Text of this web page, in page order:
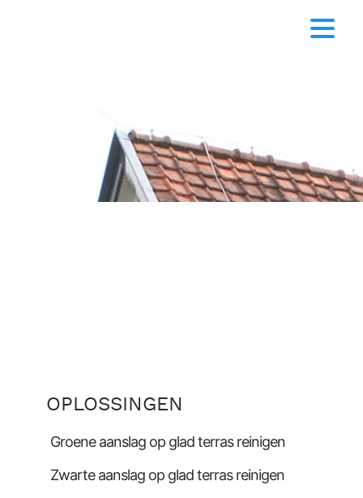
OPLOSSINGEN
Groene aanslag op glad terras reinigen
Zwarte aanslag op glad terras reinigen